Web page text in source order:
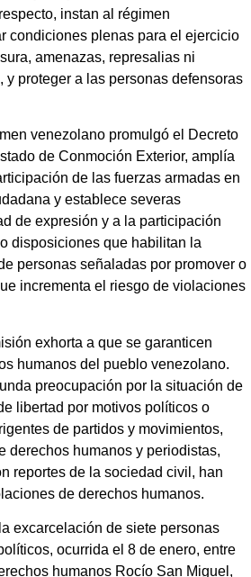
instan al régimen
condiciones plenas para el ejercicio
amenazas, represalias ni
y proteger a las personas defensoras
venezolano promulgó el Decreto
de Conmoción Exterior, amplía
de las fuerzas armadas en
y establece severas
de expresión y a la participación
disposiciones que habilitan la
personas señaladas por promover o
incrementa el riesgo de violaciones
exhorta a que se garanticen
humanos del pueblo venezolano.
preocupación por la situación de
libertad por motivos políticos o
de partidos y movimientos,
derechos humanos y periodistas,
reportes de la sociedad civil, han
de derechos humanos.
excarcelación de siete personas
ocurrida el 8 de enero, entre
humanos Rocío San Miguel,